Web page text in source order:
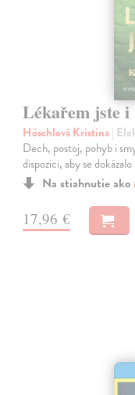
Lékařem jste
Höschlová Kristina|
Dech, postoj, pohyb i
dispozici, aby se
Na stiahnutie ako
17,96 €